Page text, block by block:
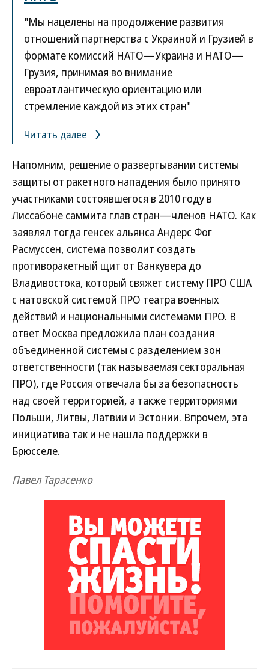
"Мы нацелены на продолжение развития
отношений партнерства с Украиной и Грузией в
формате комиссий НАТО—Украина и НАТО—
Грузия, принимая во внимание
евроатлантическую ориентацию или
стремление каждой из этих стран"
Читать далее
Напомним, решение о развертывании системы
защиты от ракетного нападения было принято
участниками состоявшегося в 2010 году в
Лиссабоне саммита глав стран—членов НАТО. Как
заявлял тогда генсек альянса Андерс Фог
Расмуссен, система позволит создать
противоракетный щит от Ванкувера до
Владивостока, который свяжет систему ПРО США
с натовской системой ПРО театра военных
действий и национальными системами ПРО. В
ответ Москва предложила план создания
объединенной системы с разделением зон
ответственности (так называемая секторальная
ПРО), где Россия отвечала бы за безопасность
над своей территорией, а также территориями
Польши, Литвы, Латвии и Эстонии. Впрочем, эта
инициатива так и не нашла поддержки в
Брюсселе.
Павел Тарасенко